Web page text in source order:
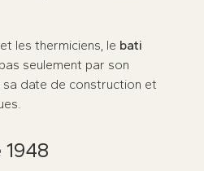
les thermiciens, le bati
seulement par son
sa date de construction et